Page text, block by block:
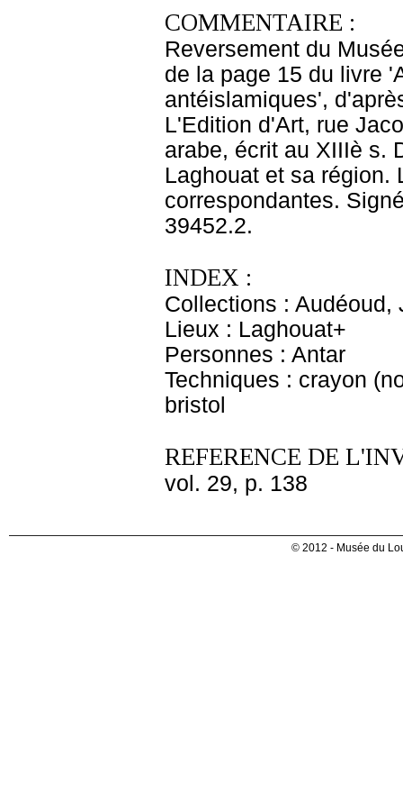
COMMENTAIRE :
Reversement du
de la page 15 du livre
antéislamiques',
L'Edition d'Art, rue
arabe, écrit au XIIIè s.
Laghouat et sa région.
correspondantes.
39452.2.
INDEX :
Collections : Audéoud,
Lieux : Laghouat+
Personnes : Antar
Techniques : crayon
bristol
REFERENCE DE
vol. 29, p. 138
© 2012 - Musée du